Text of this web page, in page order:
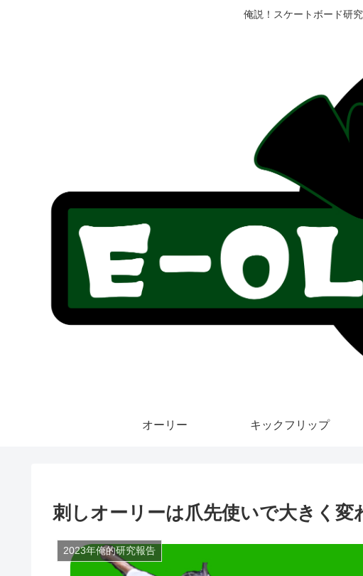
俺説！スケートボード研
オーリー キックフリップ
刺しオーリーは爪先使いで大きく変
2023年俺的研究報告